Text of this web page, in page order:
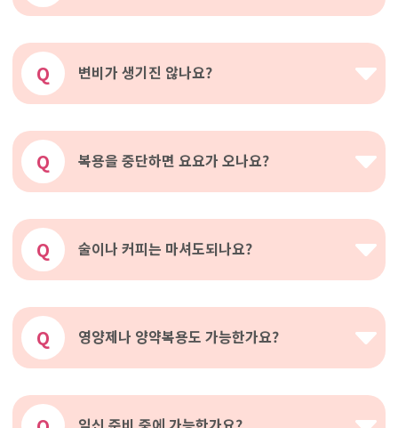
Q 변비가 생기진 않나요?
Q 복용을 중단하면 요요가 오나요?
Q 술이나 커피는 마셔도되나요?
Q 영양제나 양약복용도 가능한가요?